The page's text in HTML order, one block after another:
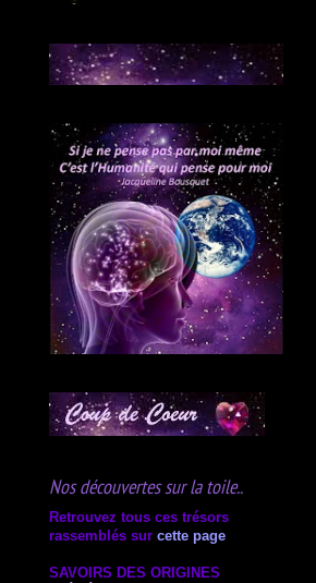
Nos découvertes sur la toile..
Retrouvez tous ces trésors
rassemblés sur cette page
SAVOIRS DES ORIGINES